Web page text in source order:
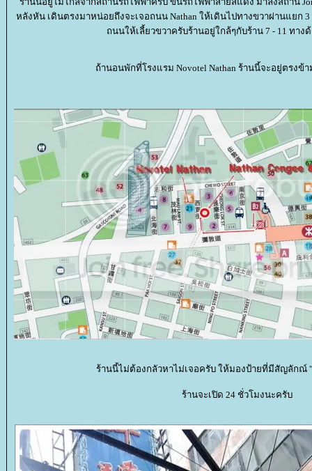
หลังหัน เดินตรงมาหน่อยถึงจะเจอถนน Nathan ให้เดินไปทางขวาผ่านแยก
ถนนให้เลี้ยวขวาครับร้านอยู่ใกล้ๆกับร้าน 7 - 11 ทาง
ถ้านอนพักที่โรงแรม Novotel Nathan ร้านนี้จะอยู่ตรงข้
ร้านนี้ไม่ต้องกลัวหาไม่เจอครับ ให้มองป้ายที่มีสัญลักณ์
ร้านจะเปิด 24 ชั่วโมงนะครับ